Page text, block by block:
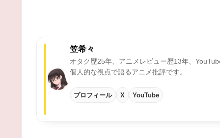
笠希々
オタク歴25年、アニメレビュー歴13年、
個人的な視点で語るアニメ批評です。
プロフィール X YouTube